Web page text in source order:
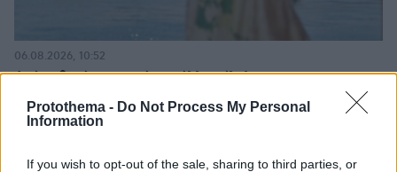
Protothema - Do Not Process My Personal
Information
If you wish to opt-out of the sale, sharing to third parties, or
Από μαθητής, φοιτητής σε άλλη πόλη!
06.08.2026, 10:52
διοργάνωση, δώδεκα πόλεις, χιλιάδες κοινές στιγμές
05.08.2026, 08:38